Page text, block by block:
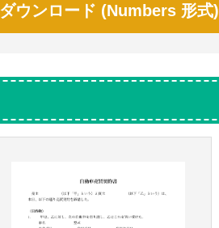
ダウンロード (Numbers 形式)